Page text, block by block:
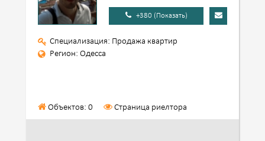
+380 (Показать)
Специализация: Продажа квартир
Регион: Одесса
Объектов: 0 Страница риелтора